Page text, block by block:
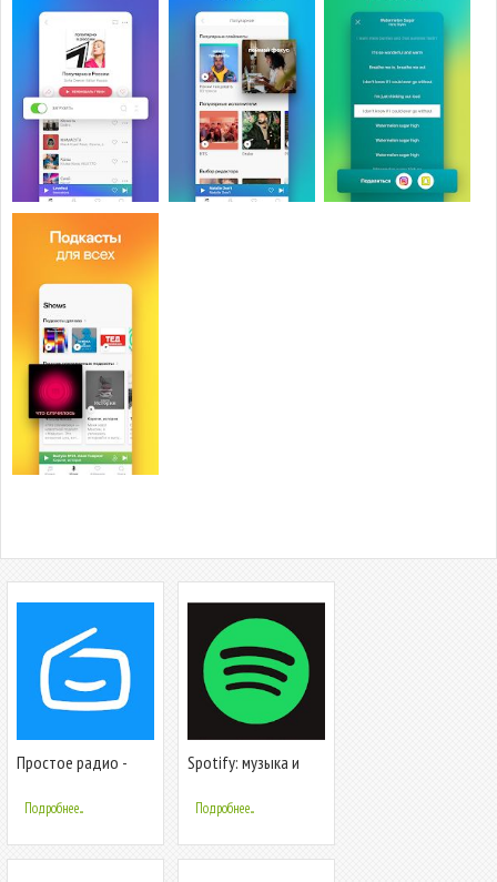
Простое радио -
музыка и радио
Подробнее...
Spotify: музыка и
Подробнее...